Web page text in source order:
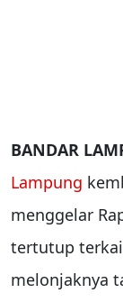
BANDAR
Lampung
menggelar
tertutup
melonjaknya